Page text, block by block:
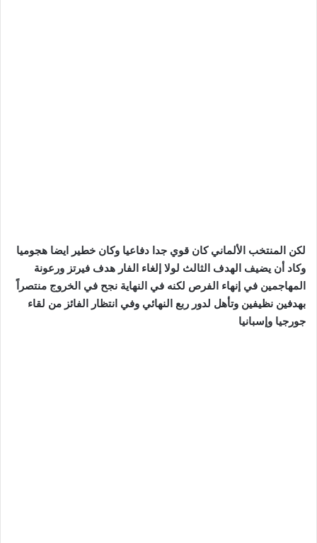
لكن المنتخب الألماني كان قوي جدا دفاعيا وكان خطير ايضا هجوميا
وكاد أن يضيف الهدف الثالث لولا إلغاء الفار هدف فيرتز ورعونة
المهاجمين في إنهاء الفرص لكنه في النهاية نجح في الخروج منتصراً
بهدفين نظيفين وتأهل لدور ربع النهائي وفي انتظار الفائز من لقاء
جورجيا وإسبانيا